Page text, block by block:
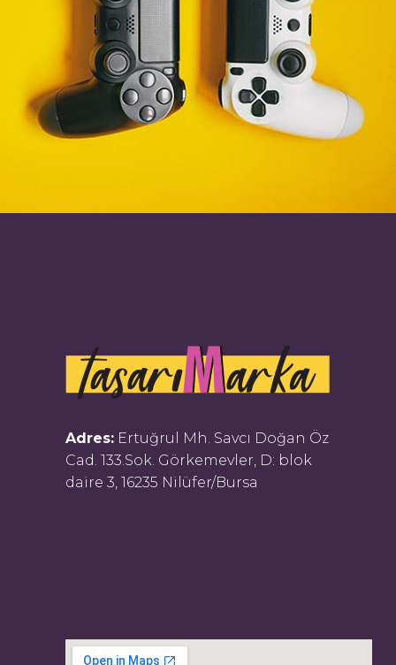
Adres: Ertuğrul Mh. Savcı Doğan Öz
Cad. 133.Sok. Görkemevler, D: blok
daire 3, 16235 Nilüfer/Bursa